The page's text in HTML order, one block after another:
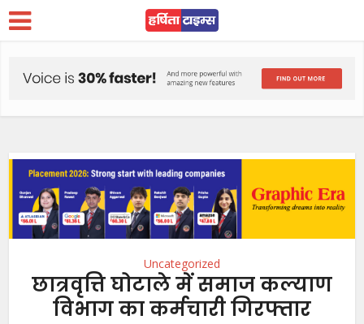
Uncategorized
छात्रवृत्ति घोटाले में समाज कल्याण
विभाग का कर्मचारी गिरफ्तार